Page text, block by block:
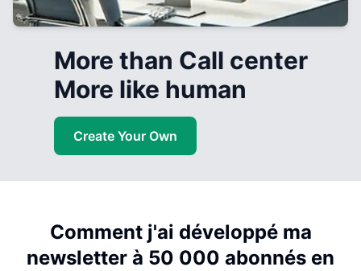
More than Call center
More like human
Create Your Own
Comment j'ai développé ma
newsletter à 50 000 abonnés en